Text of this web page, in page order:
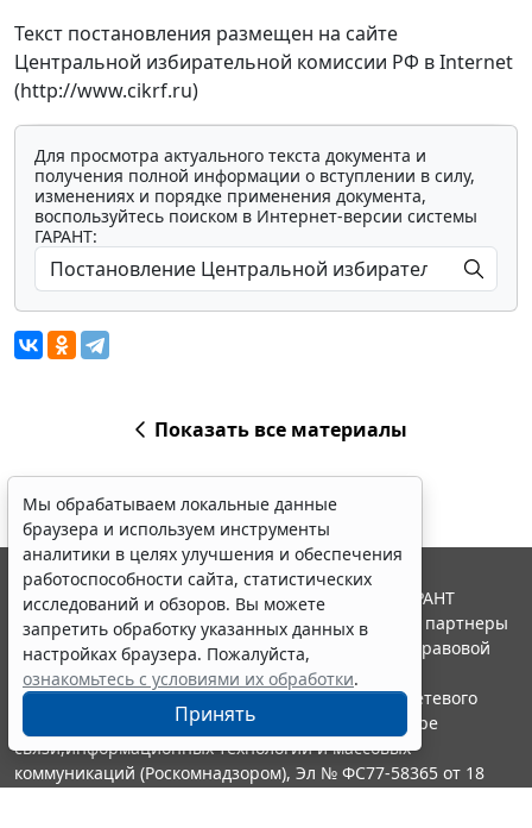
Текст постановления размещен на сайте
Центральной избирательной комиссии РФ в Internet
(http://www.cikrf.ru)
Для просмотра актуального текста документа и
получения полной информации о вступлении в силу,
изменениях и порядке применения документа,
воспользуйтесь поиском в Интернет-версии системы
ГАРАНТ:
Показать все материалы
Мы обрабатываем локальные данные
браузера и используем инструменты
аналитики в целях улучшения и обеспечения
работоспособности сайта, статистических
исследований и обзоров. Вы можете
запретить обработку указанных данных в
настройках браузера. Пожалуйста,
ознакомьтесь с условиями их обработки.
Принять
© ООО "НПП "ГАРАНТ-СЕРВИС", 2026. Система ГАРАНТ
выпускается с 1990 года. Компания "Гарант" и ее партнеры
являются участниками Российской ассоциации правовой
информации ГАРАНТ.
Портал ГАРАНТ.РУ зарегистрирован в качестве сетевого
издания Федеральной службой по надзору в сфере
связи,информационных технологий и массовых
коммуникаций (Роскомнадзором), Эл № ФС77-58365 от 18